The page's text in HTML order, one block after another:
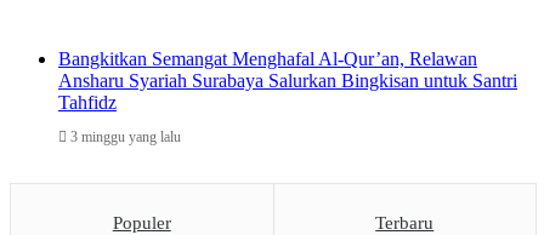
Bangkitkan Semangat Menghafal Al-Qur’an, Relawan
Ansharu Syariah Surabaya Salurkan Bingkisan untuk Santri
Tahfidz
3 minggu yang lalu
Populer Terbaru